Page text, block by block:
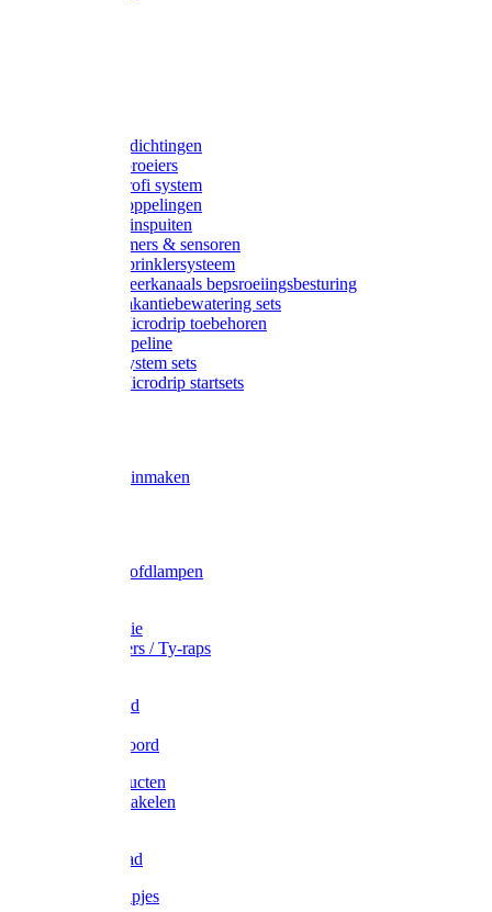
Gardena afdichtingen
Gardena sproeiers
Gardena Profi system
Gardena koppelingen
Gardena tuinspuiten
Gardena timers & sensoren
Gardena Sprinklersysteem
Gardena meerkanaals bepsroeiingsbesturing
Gardena vakantiebewatering sets
Gardena Microdrip toebehoren
Gardena Pipeline
Gardena System sets
Gardena Microdrip startsets
Wecken & inmaken
Zak- & Hoofdlampen
Tape en folie
Kabelbinders / Ty-raps
Metselkoord
Elastisch koord
Afdekproducten
Heffen en takelen
Waslijndraad
Simplexknipjes